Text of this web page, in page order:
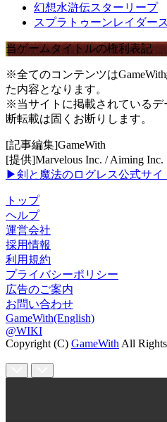
幻想水滸伝スターリープ
スプラトゥーンレイダー
当ゲームタイトルの権利表記
※全てのコンテンツは
た内容となります。
※当サイトに掲載されている
断転載は固くお断りします。
[記事編集]GameWith
[提供]Marvelous Inc. / Aiming Inc.
▶剣と魔法のログレス公式サイ
トップ
ヘルプ
運営会社
採用情報
利用規約
プライバシーポリシー
広告のご案内
お問い合わせ
GameWith(English)
@WIKI
Copyright (C) GameWith All